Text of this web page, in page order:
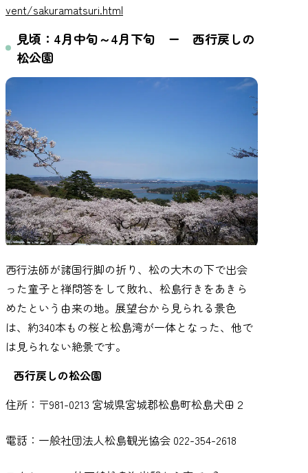
vent/sakuramatsuri.html
見頃：4月中旬～4月下旬 ー 西行戻しの
松公園
西行法師が諸国行脚の折り、松の大木の下で出会
った童子と禅問答をして敗れ、松島行きをあきら
めたという由来の地。展望台から見られる景色
は、約340本もの桜と松島湾が一体となった、他で
は見られない絶景です。
西行戻しの松公園
住所：〒981-0213 宮城県宮城郡松島町松島犬田２
電話：一般社団法人松島観光協会 022-354-2618